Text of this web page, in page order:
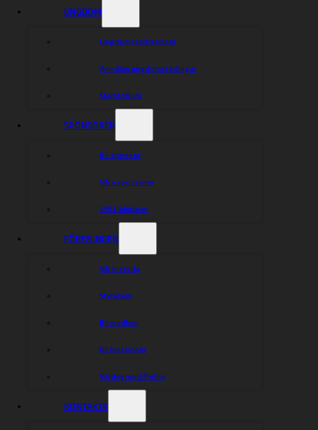
UNGDOM
Ungdomsverksamhet
Anmälan ungdomstävlingar
Sladda Runt
SPONSORER
Bli sponsor
Våra sponsorer
1951-klubben
FÖRENINGEN
Vår historia
Styrelsen
Bli medlem
Bli funktionär
Värdegrund/Policy
KONTAKTA